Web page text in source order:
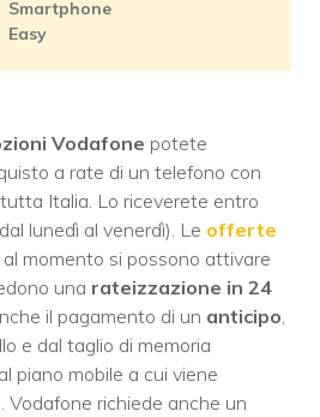
Smartphone
Easy
Vodafone potete
a rate di un telefono con
Italia. Lo riceverete entro
lunedì al venerdì). Le offerte
al momento si possono attivare
una rateizzazione in 24
il pagamento di un anticipo,
e dal taglio di memoria
piano mobile a cui viene
Vodafone richiede anche un